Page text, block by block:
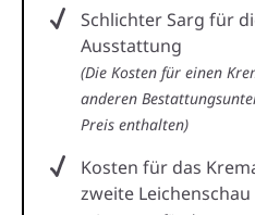
Schlichter Sarg für
Ausstattung
(Die Kosten für einen
anderen
Preis enthalten)
Kosten für das
zweite Leichenschau